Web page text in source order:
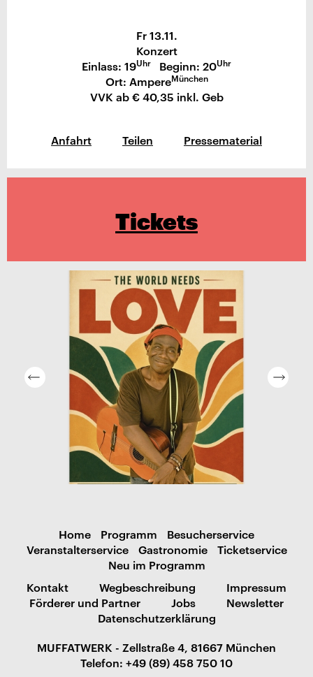
Fr 13.11.
Konzert
Einlass: 19Uhr Beginn: 20Uhr
Ort: AmpereMünchen
VVK ab € 40,35 inkl. Geb
Anfahrt Teilen Pressematerial
Tickets
Home Programm
Besucherservice
Veranstalterservice
Gastronomie
Ticketservice
Neu im Programm
Kontakt
Wegbeschreibung
Impressum
Förderer und Partner
Jobs
Newsletter
Datenschutzerklärung
MUFFATWERK - Zellstraße 4, 81667 München
Telefon: +49 (89) 458 750 10